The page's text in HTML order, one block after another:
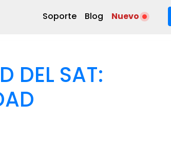
Soporte Blog Nuevo
DEL SAT: